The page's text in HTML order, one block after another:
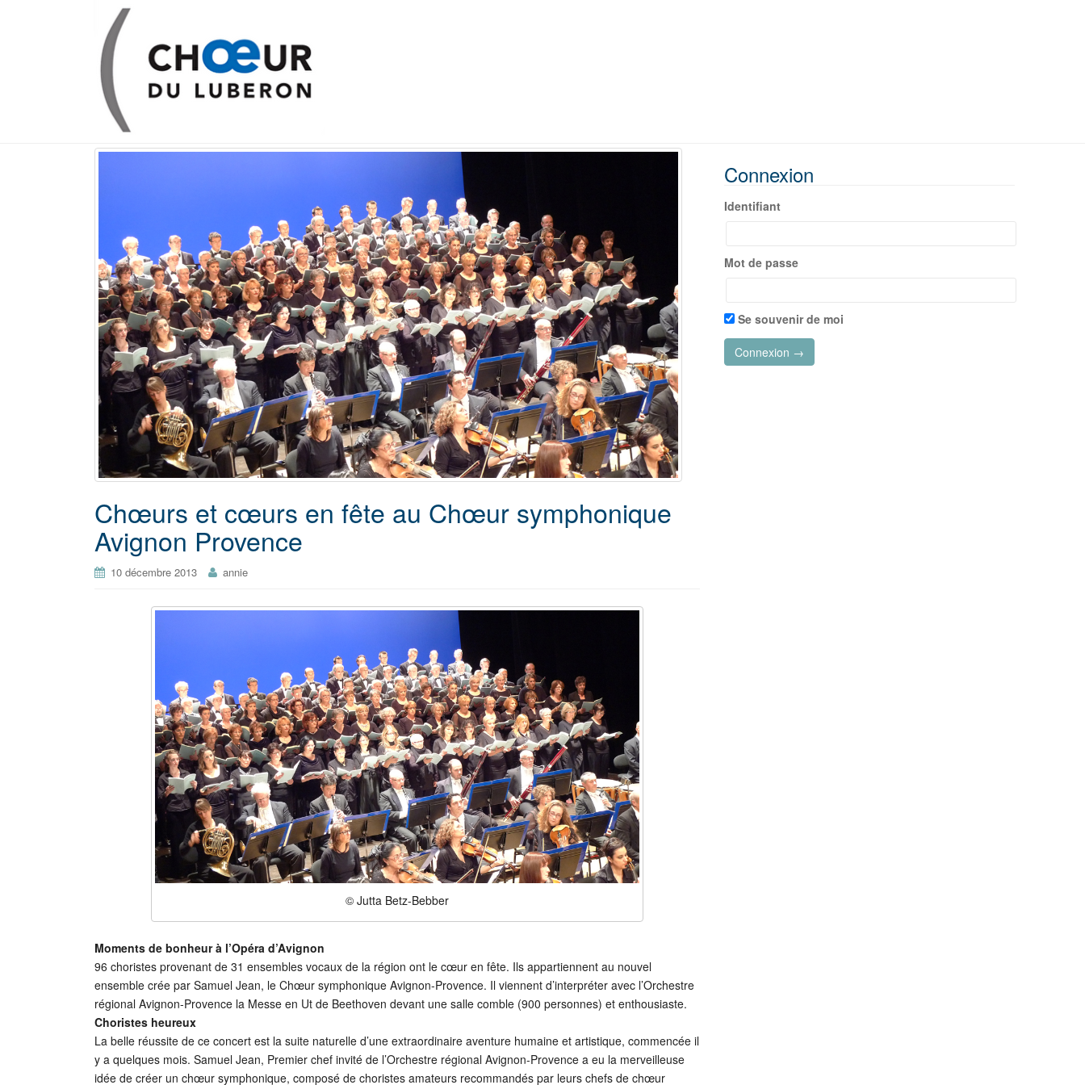
Chœurs et cœurs en fête au Chœur symphonique
Avignon Provence
10 décembre 2013 annie
© Jutta Betz-Bebber
Moments de bonheur à l’Opéra d’Avignon
96 choristes provenant de 31 ensembles vocaux de la région ont le cœur en fête. Ils appartiennent au nouvel
ensemble crée par Samuel Jean, le Chœur symphonique Avignon-Provence. Il viennent d’interpréter avec l’Orchestre
régional Avignon-Provence la Messe en Ut de Beethoven devant une salle comble (900 personnes) et enthousiaste.
Choristes heureux
La belle réussite de ce concert est la suite naturelle d’une extraordinaire aventure humaine et artistique, commencée il
y a quelques mois. Samuel Jean, Premier chef invité de l’Orchestre régional Avignon-Provence a eu la merveilleuse
idée de créer un chœur symphonique, composé de choristes amateurs recommandés par leurs chefs de chœur
Connexion
Identifiant
Mot de passe
Se souvenir de moi